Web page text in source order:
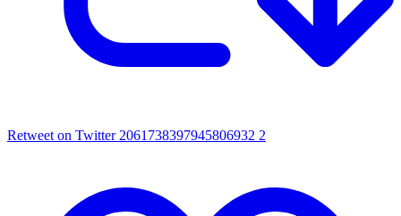
Retweet on Twitter 2061738397945806932 2